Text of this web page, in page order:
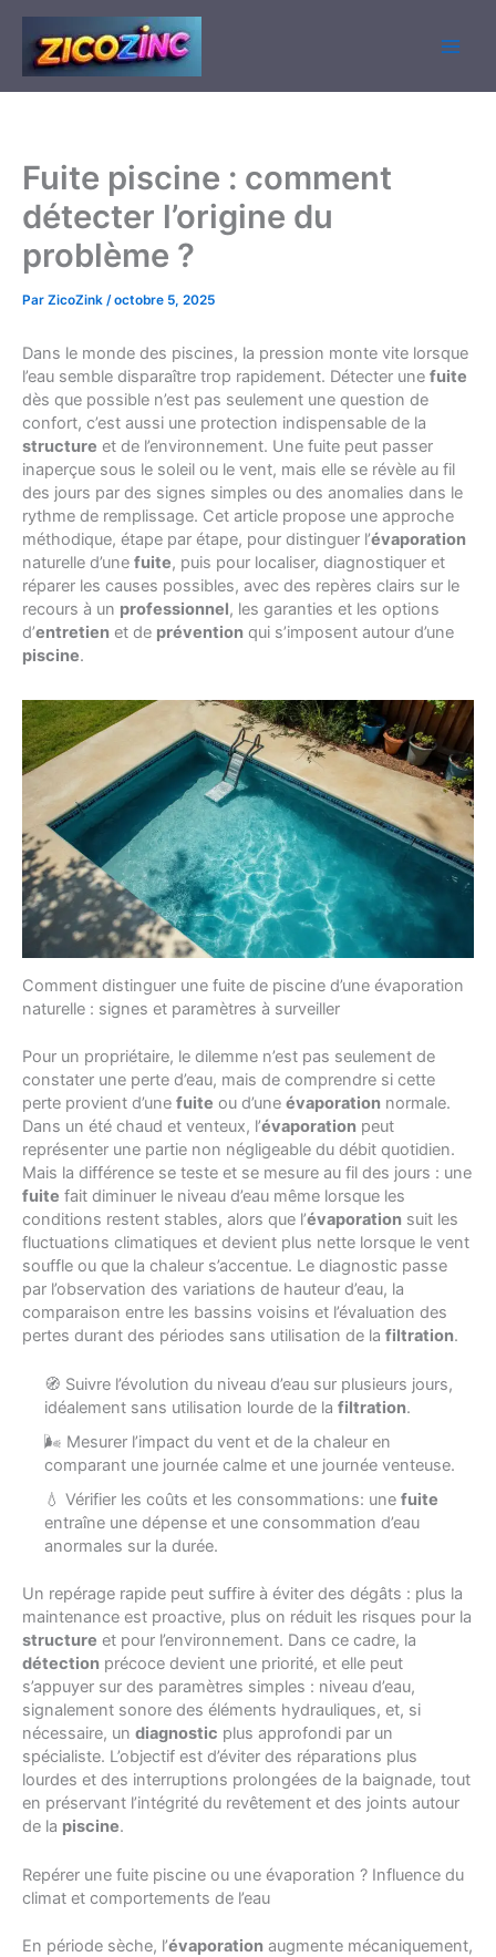
contenu
Fuite piscine : comment
détecter l’origine du
problème ?
Par ZicoZink /octobre 5, 2025
Dans le monde des piscines, la pression monte vite lorsque
l’eau semble disparaître trop rapidement. Détecter une fuite
dès que possible n’est pas seulement une question de
confort, c’est aussi une protection indispensable de la
structure et de l’environnement. Une fuite peut passer
inaperçue sous le soleil ou le vent, mais elle se révèle au fil
des jours par des signes simples ou des anomalies dans le
rythme de remplissage. Cet article propose une approche
méthodique, étape par étape, pour distinguer l’évaporation
naturelle d’une fuite, puis pour localiser, diagnostiquer et
réparer les causes possibles, avec des repères clairs sur le
recours à un professionnel, les garanties et les options
d’entretien et de prévention qui s’imposent autour d’une
piscine.
Comment distinguer une fuite de piscine d’une évaporation
naturelle : signes et paramètres à surveiller
Pour un propriétaire, le dilemme n’est pas seulement de
constater une perte d’eau, mais de comprendre si cette
perte provient d’une fuite ou d’une évaporation normale.
Dans un été chaud et venteux, l’évaporation peut
représenter une partie non négligeable du débit quotidien.
Mais la différence se teste et se mesure au fil des jours : une
fuite fait diminuer le niveau d’eau même lorsque les
conditions restent stables, alors que l’évaporation suit les
fluctuations climatiques et devient plus nette lorsque le vent
souffle ou que la chaleur s’accentue. Le diagnostic passe
par l’observation des variations de hauteur d’eau, la
comparaison entre les bassins voisins et l’évaluation des
pertes durant des périodes sans utilisation de la filtration.
🧭 Suivre l’évolution du niveau d’eau sur plusieurs jours,
idéalement sans utilisation lourde de la filtration.
🌬 Mesurer l’impact du vent et de la chaleur en
comparant une journée calme et une journée venteuse.
💧 Vérifier les coûts et les consommations: une fuite
entraîne une dépense et une consommation d’eau
anormales sur la durée.
Un repérage rapide peut suffire à éviter des dégâts : plus la
maintenance est proactive, plus on réduit les risques pour la
structure et pour l’environnement. Dans ce cadre, la
détection précoce devient une priorité, et elle peut
s’appuyer sur des paramètres simples : niveau d’eau,
signalement sonore des éléments hydrauliques, et, si
nécessaire, un diagnostic plus approfondi par un
spécialiste. L’objectif est d’éviter des réparations plus
lourdes et des interruptions prolongées de la baignade, tout
en préservant l’intégrité du revêtement et des joints autour
de la piscine.
Repérer une fuite piscine ou une évaporation ? Influence du
climat et comportements de l’eau
En période sèche, l’évaporation augmente mécaniquement,